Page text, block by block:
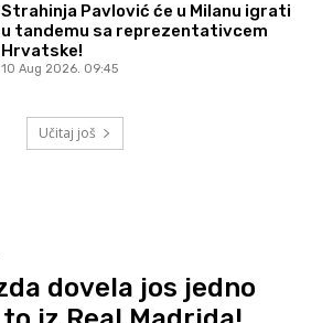
Strahinja Pavlović će u Milanu igrati
u tandemu sa reprezentativcem
Hrvatske!
10 Aug 2026. 09:45
Učitaj još